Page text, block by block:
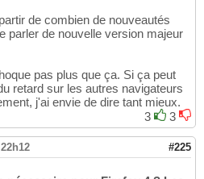
de combien de nouveautés
parler de nouvelle version majeur
pas plus que ça. Si ça peut
retard sur les autres navigateurs
j'ai envie de dire tant mieux.
3
3
#225